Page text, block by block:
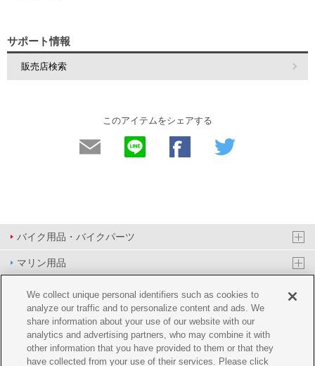
サポート情報
販売店検索
このアイテムをシェアする
バイク用品・バイクパーツ
マリン用品
PAS/YPJ用品
その他用品
イベント&エンターテイメント
We collect unique personal identifiers such as cookies to
analyze our traffic and to personalize content and ads. We
share information about your use of our website with our
analytics and advertising partners, who may combine it with
other information that you have provided to them or that they
have collected from your use of their services. Please click